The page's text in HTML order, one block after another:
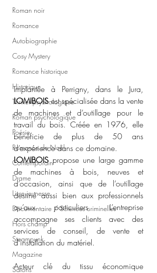
Roman noir
Romance
Autobiographie
Cosy Mystery
Romance historique
Historique
Thriller psychologique
Roman psychologique
Poésie
Romance de Noël
Contemporain
Drame
Livre jeunesse
Documentaire / Sciences criminelles
Hors champ
Steampunk
Magazine
Salons
LOMIBOIS est spécialisée dans la vente
de machines et d’outillage pour le
travail du bois. Créée en 1976, elle
bénéficie de plus de 50 ans
d’expérience dans ce domaine.
LOMIBOIS propose une large gamme
de machines à bois, neuves et
d’occasion, ainsi que de l’outillage
destiné aussi bien aux professionnels
qu’aux particuliers. L’entreprise
accompagne ses clients avec des
services de conseil, de vente et
d’installation du matériel.
Acteur clé du tissu économique